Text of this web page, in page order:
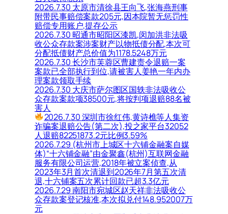
2026.7.30 太原市清徐县王向飞,张海燕刑事
附带民事赔偿案款205元,因本院暂无惩罚性
赔偿专用账户,提存公示
2026.7.30 昭通市昭阳区漆凯,闵加洪非法吸
收公众存款案涉案财产以物抵债分配,本次可
分配抵债财产总价值为1178.5248万元
2026.7.30 长沙市芙蓉区曹建责令退赔一案
案款已全部执行到位,请被害人姜艳一年内办
理案款领取手续
2026.7.30 大庆市萨尔图区国轶非法吸收公
众存款案款项38500元,将按判项退赔88名被
害人
2026.7.30 深圳市徐红伟,黄诗樵等人集资
诈骗案退赔公告(第二次),投之家平台32052
人退赔82251873.2元比例3.59%
2026.7.29 (杭州市上城区十六铺金融案自媒
体)“十六铺金融”由金聚鑫(杭州)互联网金融
服务有限公司运营,2018年被立案侦查,从
2023年3月首次清退到2026年7月第五次清
退,十六铺案五次累计回款已超3.3亿元
2026.7.29 南阳市宛城区赵天祥非法吸收公
众存款案登记核准,本次拟兑付148.952007万
元